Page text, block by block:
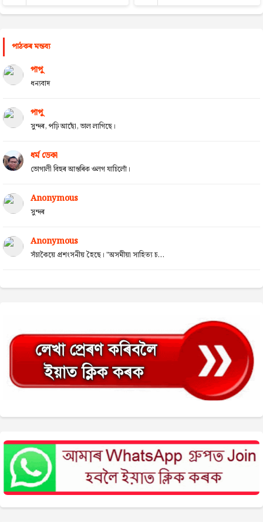
পাঠকৰ মন্তব্য
পাপু
ধন্যবাদ
পাপু
সুন্দৰ, পঢ়ি আছোঁ, ভাল লাগিছে।
ধৰ্ম ডেকা
ভোগালী বিহুৰ আন্তৰিক ওলগ যাচিলোঁ।
Anonymous
সুন্দৰ
Anonymous
সঁচাকৈয়ে প্ৰশংসনীয় হৈছে। "অসমীয়া সাহিত্য চ...